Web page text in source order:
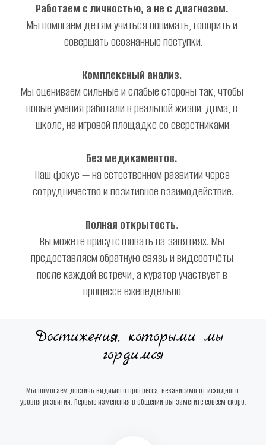
Работаем с личностью, а не с диагнозом.
Мы помогаем детям учиться понимать, говорить и
совершать осознанные поступки.
Комплексный анализ.
Мы оцениваем сильные и слабые стороны так, чтобы
новые умения работали в реальной жизни: дома, в
школе, на игровой площадке со сверстниками.
Без медикаментов.
Наш фокус — на естественном развитии через
сотрудничество и позитивное взаимодействие.
Полная открытость.
Вы можете присутствовать на занятиях. Мы
предоставляем обратную связь и видеоотчёты
после каждой встречи, а куратор участвует в
процессе еженедельно.
Достижения, которыми мы
гордимся
Мы помогаем достичь видимого прогресса, независимо от исходного
уровня развития. Первые изменения в общении вы заметите совсем скоро.